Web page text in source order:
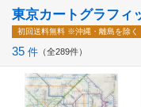
東京カートグラフィ
初回送料無料 ※沖縄・離島を除く
35 件 全289件